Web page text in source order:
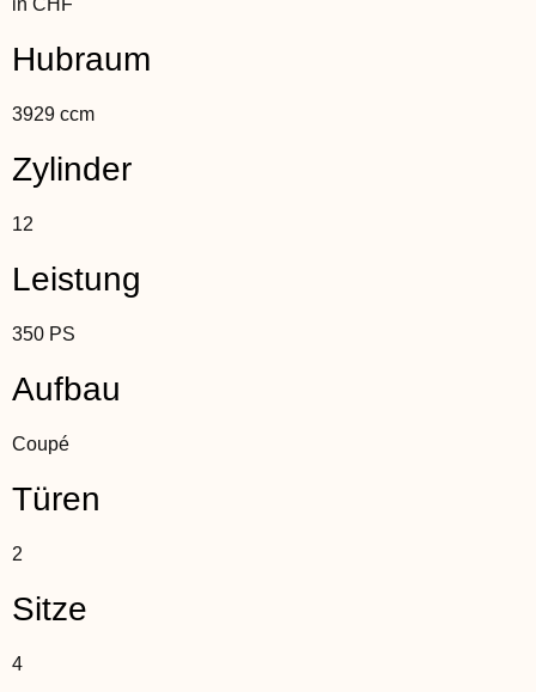
Hubraum
3929 ccm
Zylinder
12
Leistung
350 PS
Aufbau
Coupé
Türen
2
Sitze
4